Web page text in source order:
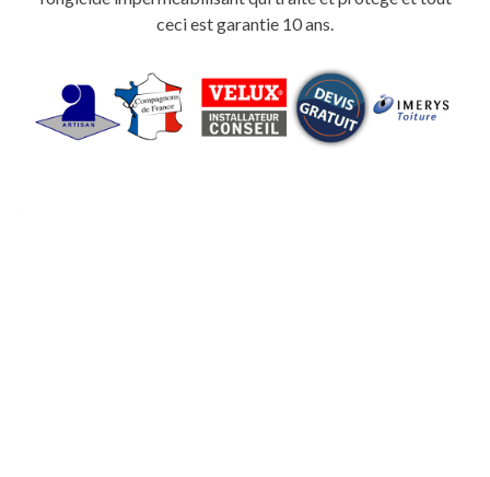
ceci est garantie 10 ans.